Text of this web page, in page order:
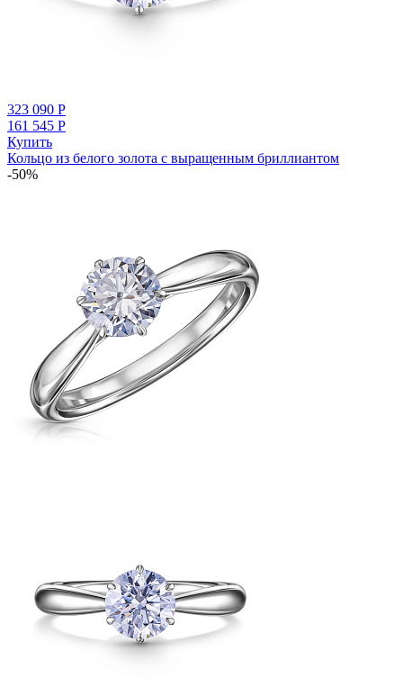
323 090 Р
161 545 Р
Купить
Кольцо из белого золота с выращенным бриллиантом
-50%